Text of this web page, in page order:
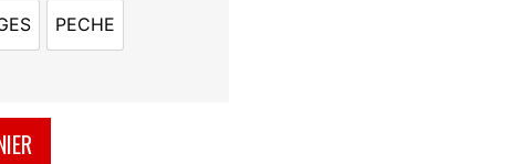
ROUGES
PECHE
PECHE